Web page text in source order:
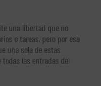
una libertad que no
o tareas, pero por esa
una sola de estas
las entradas del